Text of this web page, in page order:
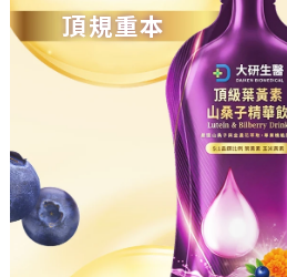
頂規重本